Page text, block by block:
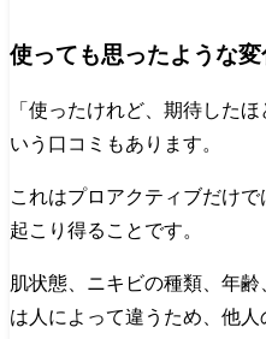
使っても思ったような
「使ったけれど、期待した
いう口コミもあります。
これはプロアクティブだけ
起こり得ることです。
肌状態、ニキビの種類、年
は人によって違うため、他